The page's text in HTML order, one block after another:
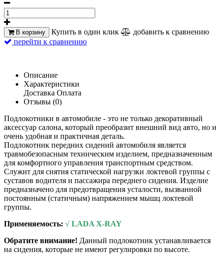
В корзину Купить в один клик
добавить к сравнению
перейти к сравнению
Описание
Характеристики
Доставка Оплата
Отзывы (0)
Подлокотники в автомобиле - это не только декоративный
аксессуар салона, который преобразит внешний вид авто, но и
очень удобная и практичная деталь.
Подлокотник передних сидений автомобиля является
травмобезопасным техническим изделием, предназначенным
для комфортного управления транспортным средством.
Служит для снятия статической нагрузки локтевой группы с
суставов водителя и пассажира переднего сидения. Изделие
предназначено для предотвращения усталости, вызванной
постоянным (статичным) напряжением мышц локтевой
группы.
Применяемость: √ LADA X-RAY
Обратите внимание! Данный подлокотник устанавливается
на сидения, которые не имеют регулировки по высоте.